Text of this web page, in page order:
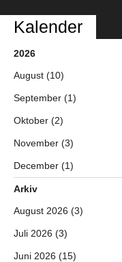
Kalender
2026
August (10)
September (1)
Oktober (2)
November (3)
December (1)
Arkiv
August 2026 (3)
Juli 2026 (3)
Juni 2026 (15)